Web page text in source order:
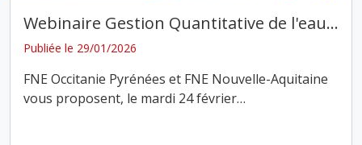
Webinaire Gestion Quantitative de l'eau…
Publiée le 29/01/2026
FNE Occitanie Pyrénées et FNE Nouvelle-Aquitaine
vous proposent, le mardi 24 février…